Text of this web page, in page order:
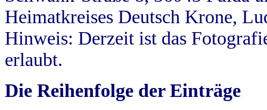
Heimatkreises Deutsch Krone,
Hinweis: Derzeit ist das
erlaubt.
Die Reihenfolge der Einträge